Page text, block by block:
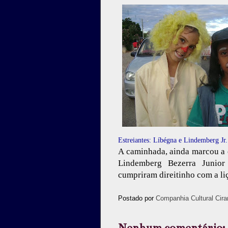
Estreiantes: Líbégna e Lindemberg Jr.
A caminhada, ainda marcou
Lindemberg Bezerra
cumpriram direitinho com a
Postado por Companhia Cultural